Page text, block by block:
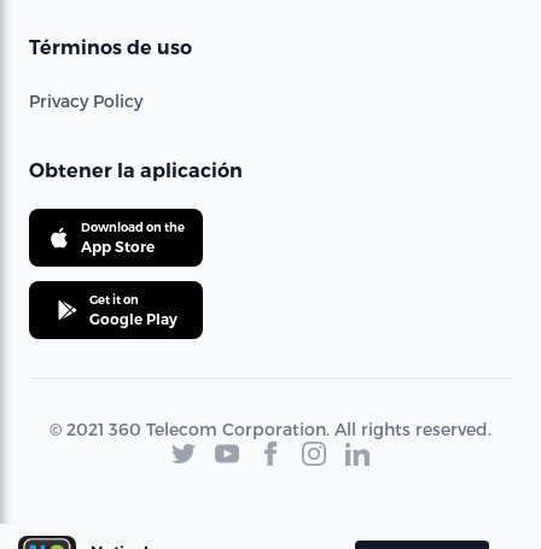
Términos de uso
Privacy Policy
Obtener la aplicación
Download on the
App Store
Get it on
Google Play
© 2021 360 Telecom Corporation. All rights reserved.